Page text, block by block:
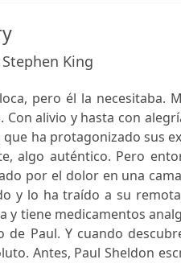
Stephen King
pero él la necesitaba.
Con alivio y hasta con
ha protagonizado sus
algo auténtico. Pero
por el dolor en una
y lo ha traído a su
y tiene medicamentos
Paul. Y cuando
Antes, Paul Sheldon